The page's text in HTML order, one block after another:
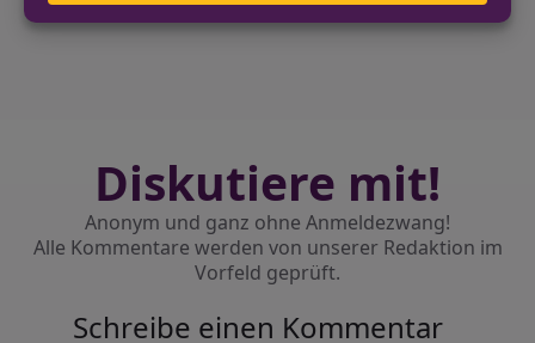
Feuerwehr im Großeinsatz
Diskutiere mit!
Anonym und ganz ohne Anmeldezwang!
Alle Kommentare werden von unserer Redaktion im
Vorfeld geprüft.
Schreibe einen Kommentar